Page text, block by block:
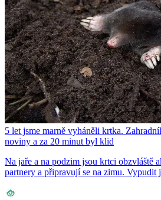
5 let jsme marně vyháněli krtka.
noviny a za 20 minut byl klid
Na jaře a na podzim jsou krtci obzvláště
partnery a připravují se na zimu. Vypudit